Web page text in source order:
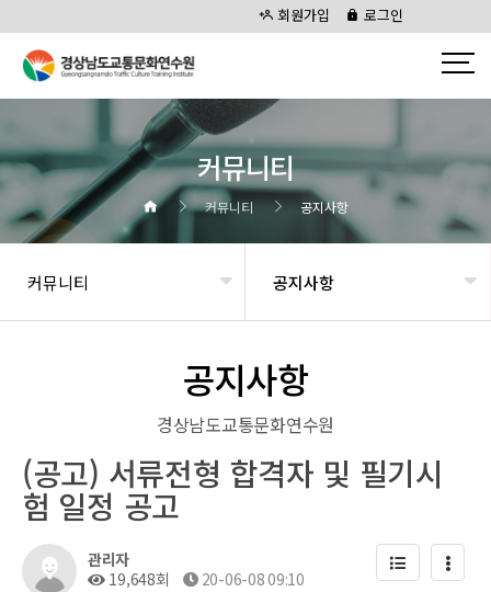
회원가입 로그인
커뮤니티
커뮤니티 공지사항
커뮤니티 공지사항
공지사항
경상남도교통문화연수원
(공고) 서류전형 합격자 및 필기시
험 일정 공고
관리자
19,648회
20-06-08 09:10